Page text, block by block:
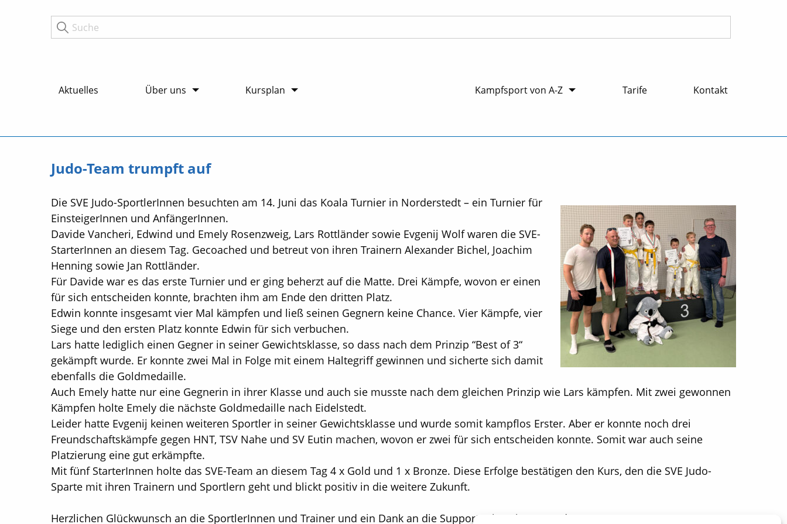
Aktuelles Über uns Kursplan Kampfsport von A-Z Tarife Kontakt
Judo-Team trumpft auf
Die SVE Judo-SportlerInnen besuchten am 14. Juni das Koala Turnier in Norderstedt – ein Turnier für
EinsteigerInnen und AnfängerInnen.
Davide Vancheri, Edwind und Emely Rosenzweig, Lars Rottländer sowie Evgenij Wolf waren die SVE-
StarterInnen an diesem Tag. Gecoached und betreut von ihren Trainern Alexander Bichel, Joachim
Henning sowie Jan Rottländer.
Für Davide war es das erste Turnier und er ging beherzt auf die Matte. Drei Kämpfe, wovon er einen
für sich entscheiden konnte, brachten ihm am Ende den dritten Platz.
Edwin konnte insgesamt vier Mal kämpfen und ließ seinen Gegnern keine Chance. Vier Kämpfe, vier
Siege und den ersten Platz konnte Edwin für sich verbuchen.
Lars hatte lediglich einen Gegner in seiner Gewichtsklasse, so dass nach dem Prinzip “Best of 3“
gekämpft wurde. Er konnte zwei Mal in Folge mit einem Haltegriff gewinnen und sicherte sich damit
ebenfalls die Goldmedaille.
Auch Emely hatte nur eine Gegnerin in ihrer Klasse und auch sie musste nach dem gleichen Prinzip wie Lars kämpfen. Mit zwei gewonnen
Kämpfen holte Emely die nächste Goldmedaille nach Eidelstedt.
Leider hatte Evgenij keinen weiteren Sportler in seiner Gewichtsklasse und wurde somit kampflos Erster. Aber er konnte noch drei
Freundschaftskämpfe gegen HNT, TSV Nahe und SV Eutin machen, wovon er zwei für sich entscheiden konnte. Somit war auch seine
Platzierung eine gut erkämpfte.
Mit fünf StarterInnen holte das SVE-Team an diesem Tag 4 x Gold und 1 x Bronze. Diese Erfolge bestätigen den Kurs, den die SVE Judo-
Sparte mit ihren Trainern und Sportlern geht und blickt positiv in die weitere Zukunft.
Herzlichen Glückwunsch an die SportlerInnen und Trainer und ein Dank an die Supporter im Hintergrund.